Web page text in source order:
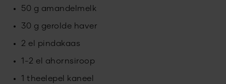
50 g amandelmelk
30 g gerolde haver
2 el pindakaas
1-2 el ahornsiroop
1 theelepel kaneel